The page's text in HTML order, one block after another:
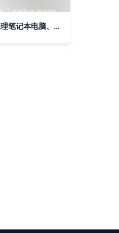
金山区电子器件回收服务 环保处理笔记本电脑、显示屏与PCB电路板